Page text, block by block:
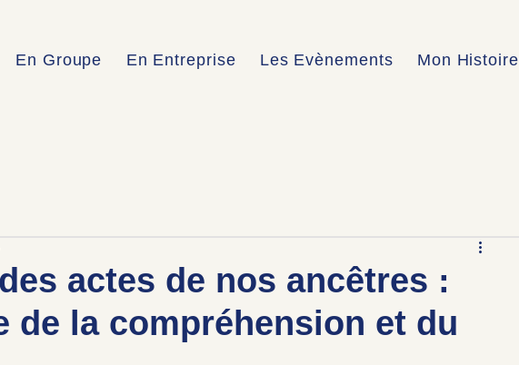
En Groupe En Entreprise Les Evènements Mon Histoire
actes de nos ancêtres :
de la compréhension et du